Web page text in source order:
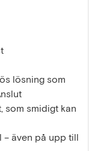
lösning som
som smidigt kan
– även på upp till